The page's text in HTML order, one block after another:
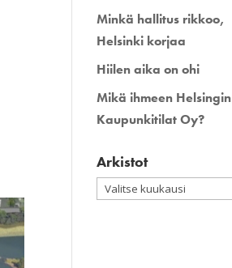
Minkä hallitus rikkoo,
Helsinki korjaa
Hiilen aika on ohi
Mikä ihmeen Helsingin
Kaupunkitilat Oy?
Arkistot
Arkistot